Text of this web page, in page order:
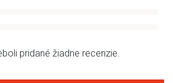
pridané žiadne recenzie.